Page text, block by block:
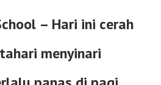
– Hari ini cerah
menyinari